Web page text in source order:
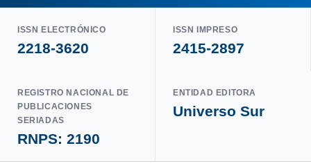
ISSN ELECTRÓNICO
2218-3620
ISSN IMPRESO
2415-2897
REGISTRO NACIONAL DE
PUBLICACIONES
SERIADAS
RNPS: 2190
ENTIDAD EDITORA
Universo Sur